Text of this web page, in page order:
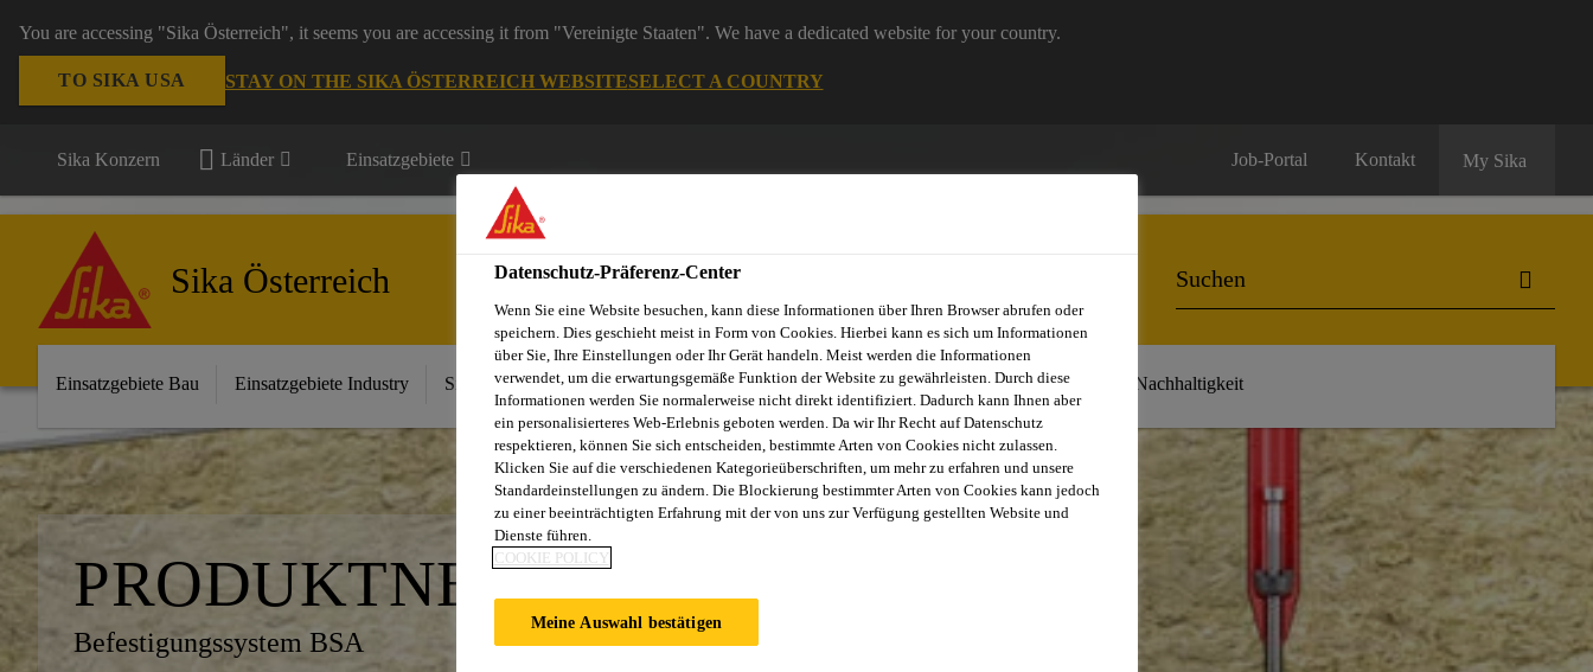
You are accessing "Sika Österreich", it seems you are accessing it from "Vereinigte Staaten". We have a dedicated website for your country.
TO SIKA USA STAY ON THE SIKA ÖSTERREICH WEBSITESELECT A COUNTRY
Sika Konzern Länder Einsatzgebiete Job-Portal Kontakt My Sika
Sika Österreich
Einsatzgebiete Bau Einsatzgebiete Industry Sika im Handel Starke Marken Services & Downloads News Über uns Nachhaltigkeit
PRODUKTNEUHEIT
Befestigungssystem BSA
Datenschutz-Präferenz-Center
Wenn Sie eine Website besuchen, kann diese Informationen über Ihren Browser abrufen oder
speichern. Dies geschieht meist in Form von Cookies. Hierbei kann es sich um Informationen
über Sie, Ihre Einstellungen oder Ihr Gerät handeln. Meist werden die Informationen
verwendet, um die erwartungsgemäße Funktion der Website zu gewährleisten. Durch diese
Informationen werden Sie normalerweise nicht direkt identifiziert. Dadurch kann Ihnen aber
ein personalisierteres Web-Erlebnis geboten werden. Da wir Ihr Recht auf Datenschutz
respektieren, können Sie sich entscheiden, bestimmte Arten von Cookies nicht zulassen.
Klicken Sie auf die verschiedenen Kategorieüberschriften, um mehr zu erfahren und unsere
Standardeinstellungen zu ändern. Die Blockierung bestimmter Arten von Cookies kann jedoch
zu einer beeinträchtigten Erfahrung mit der von uns zur Verfügung gestellten Website und
Dienste führen.
COOKIE POLICY
Meine Auswahl bestätigen